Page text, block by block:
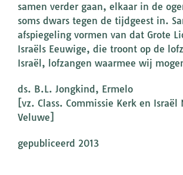
samen verder gaan, elkaar in de
soms dwars tegen de tijdgeest in.
afspiegeling vormen van dat Grote
Israëls Eeuwige, die troont op de
Israël, lofzangen waarmee wij
ds. B.L. Jongkind, Ermelo
[vz. Class. Commissie Kerk en Israël
Veluwe]
gepubliceerd 2013